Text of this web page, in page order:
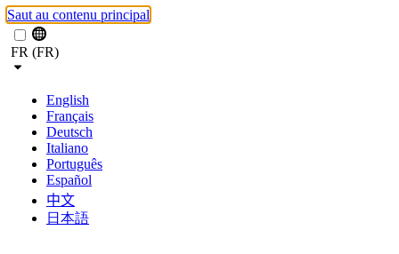
Saut au contenu principal
FR (FR)
English
Français
Deutsch
Italiano
Português
Español
中文
日本語